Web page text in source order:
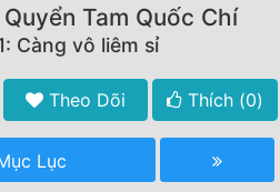
Tam Quốc Chí
Càng vô liêm sỉ
Theo Dõi Thích (0)
Lục